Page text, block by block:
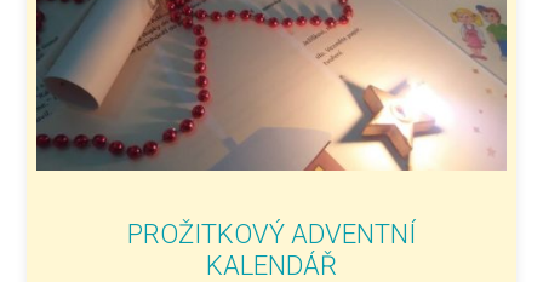
PROŽITKOVÝ ADVENTNÍ
KALENDÁŘ